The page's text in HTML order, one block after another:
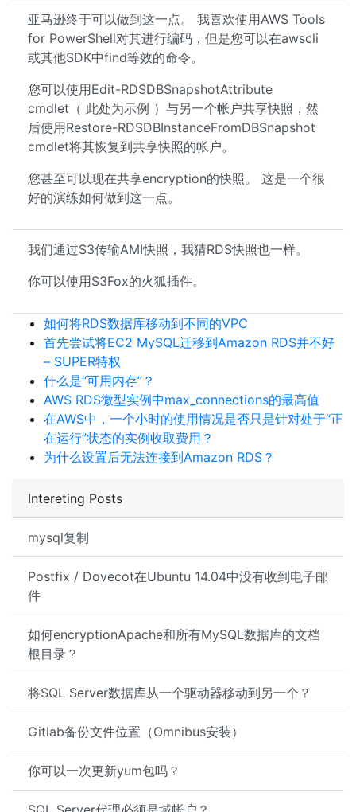
Intereting Posts
mysql复制
Postfix / Dovecot在Ubuntu 14.04中没有收到电子邮
件
如何encryptionApache和所有MySQL数据库的文档
根目录？
将SQL Server数据库从一个驱动器移动到另一个？
Gitlab备份文件位置（Omnibus安装）
你可以一次更新yum包吗？
亚马逊终于可以做到这一点。 我喜欢使用AWS Tools
for PowerShell对其进行编码，但是您可以在awscli
或其他SDK中find等效的命令。
您可以使用Edit-RDSDBSnapshotAttribute
cmdlet（ 此处为示例 ）与另一个帐户共享快照，然
后使用Restore-RDSDBInstanceFromDBSnapshot
cmdlet将其恢复到共享快照的帐户。
您甚至可以现在共享encryption的快照。 这是一个很
好的演练如何做到这一点。
我们通过S3传输AMI快照，我猜RDS快照也一样。
你可以使用S3Fox的火狐插件。
如何将RDS数据库移动到不同的VPC
首先尝试将EC2 MySQL迁移到Amazon RDS并不好
– SUPER特权
什么是“可用内存”？
AWS RDS微型实例中max_connections的最高值
在AWS中，一个小时的使用情况是否只是针对处于“正
在运行”状态的实例收取费用？
为什么设置后无法连接到Amazon RDS？